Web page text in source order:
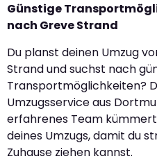
Günstige
nach Greve Strand
Du planst deinen Umzug
Strand und suchst nach
Transportmöglichkeiten?
Umzugsservice aus
erfahrenes Team
deines Umzugs, damit du
Zuhause ziehen kannst.